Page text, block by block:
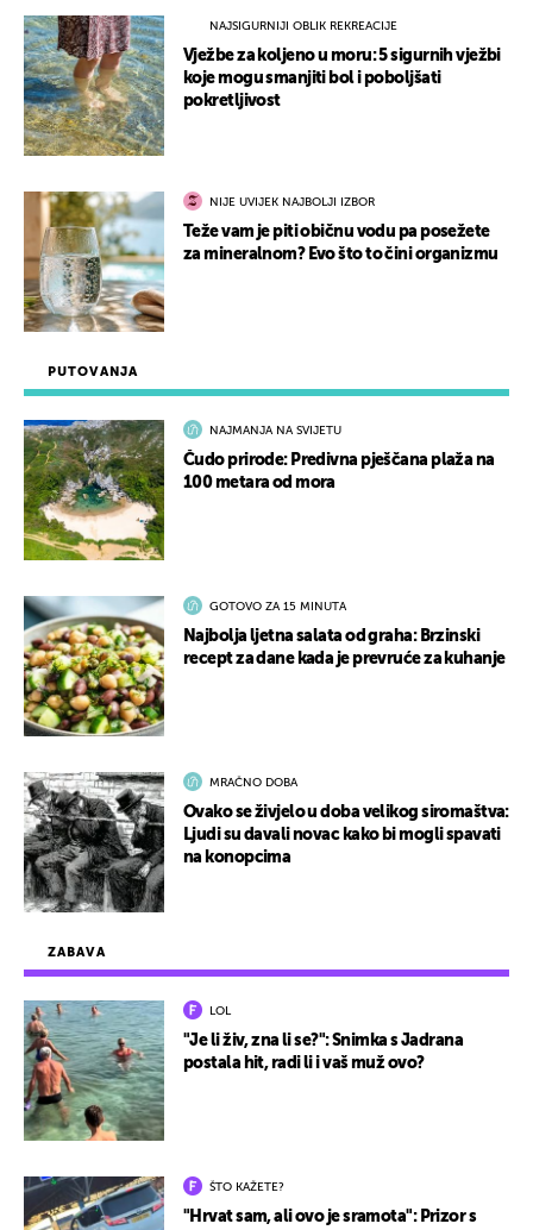
ZABAVA
LOL
"Je li živ, zna li se?": Snimka s Jadrana
postala hit, radi li i vaš muž ovo?
ŠTO KAŽETE?
"Hrvat sam, ali ovo je sramota": Prizor s
PUTOVANJA
NAJMANJA NA SVIJETU
Čudo prirode: Predivna pješčana plaža na
100 metara od mora
GOTOVO ZA 15 MINUTA
Najbolja ljetna salata od graha: Brzinski
recept za dane kada je prevruće za kuhanje
MRAČNO DOBA
Ovako se živjelo u doba velikog siromaštva:
Ljudi su davali novac kako bi mogli spavati
na konopcima
NAJSIGURNIJI OBLIK REKREACIJE
Vježbe za koljeno u moru: 5 sigurnih vježbi
koje mogu smanjiti bol i poboljšati
pokretljivost
NIJE UVIJEK NAJBOLJI IZBOR
Teže vam je piti običnu vodu pa posežete
za mineralnom? Evo što to čini organizmu